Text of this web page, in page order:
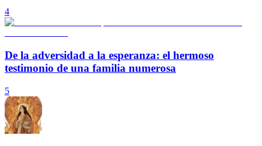
4
De la adversidad a la esperanza: el hermoso
testimonio de una familia numerosa
5